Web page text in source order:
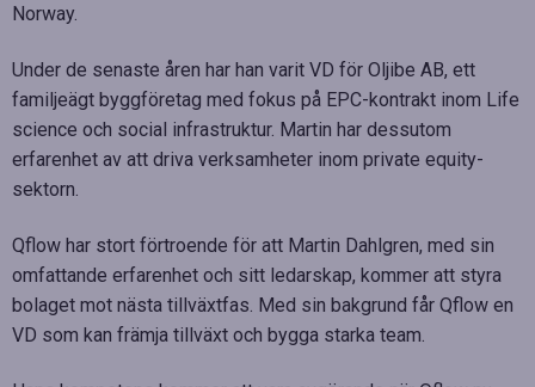
Norway.
Under de senaste åren har han varit VD för Oljibe AB, ett
familjeägt byggföretag med fokus på EPC-kontrakt inom Life
science och social infrastruktur. Martin har dessutom
erfarenhet av att driva verksamheter inom private equity-
sektorn.
Qflow har stort förtroende för att Martin Dahlgren, med sin
omfattande erfarenhet och sitt ledarskap, kommer att styra
bolaget mot nästa tillväxtfas. Med sin bakgrund får Qflow en
VD som kan främja tillväxt och bygga starka team.